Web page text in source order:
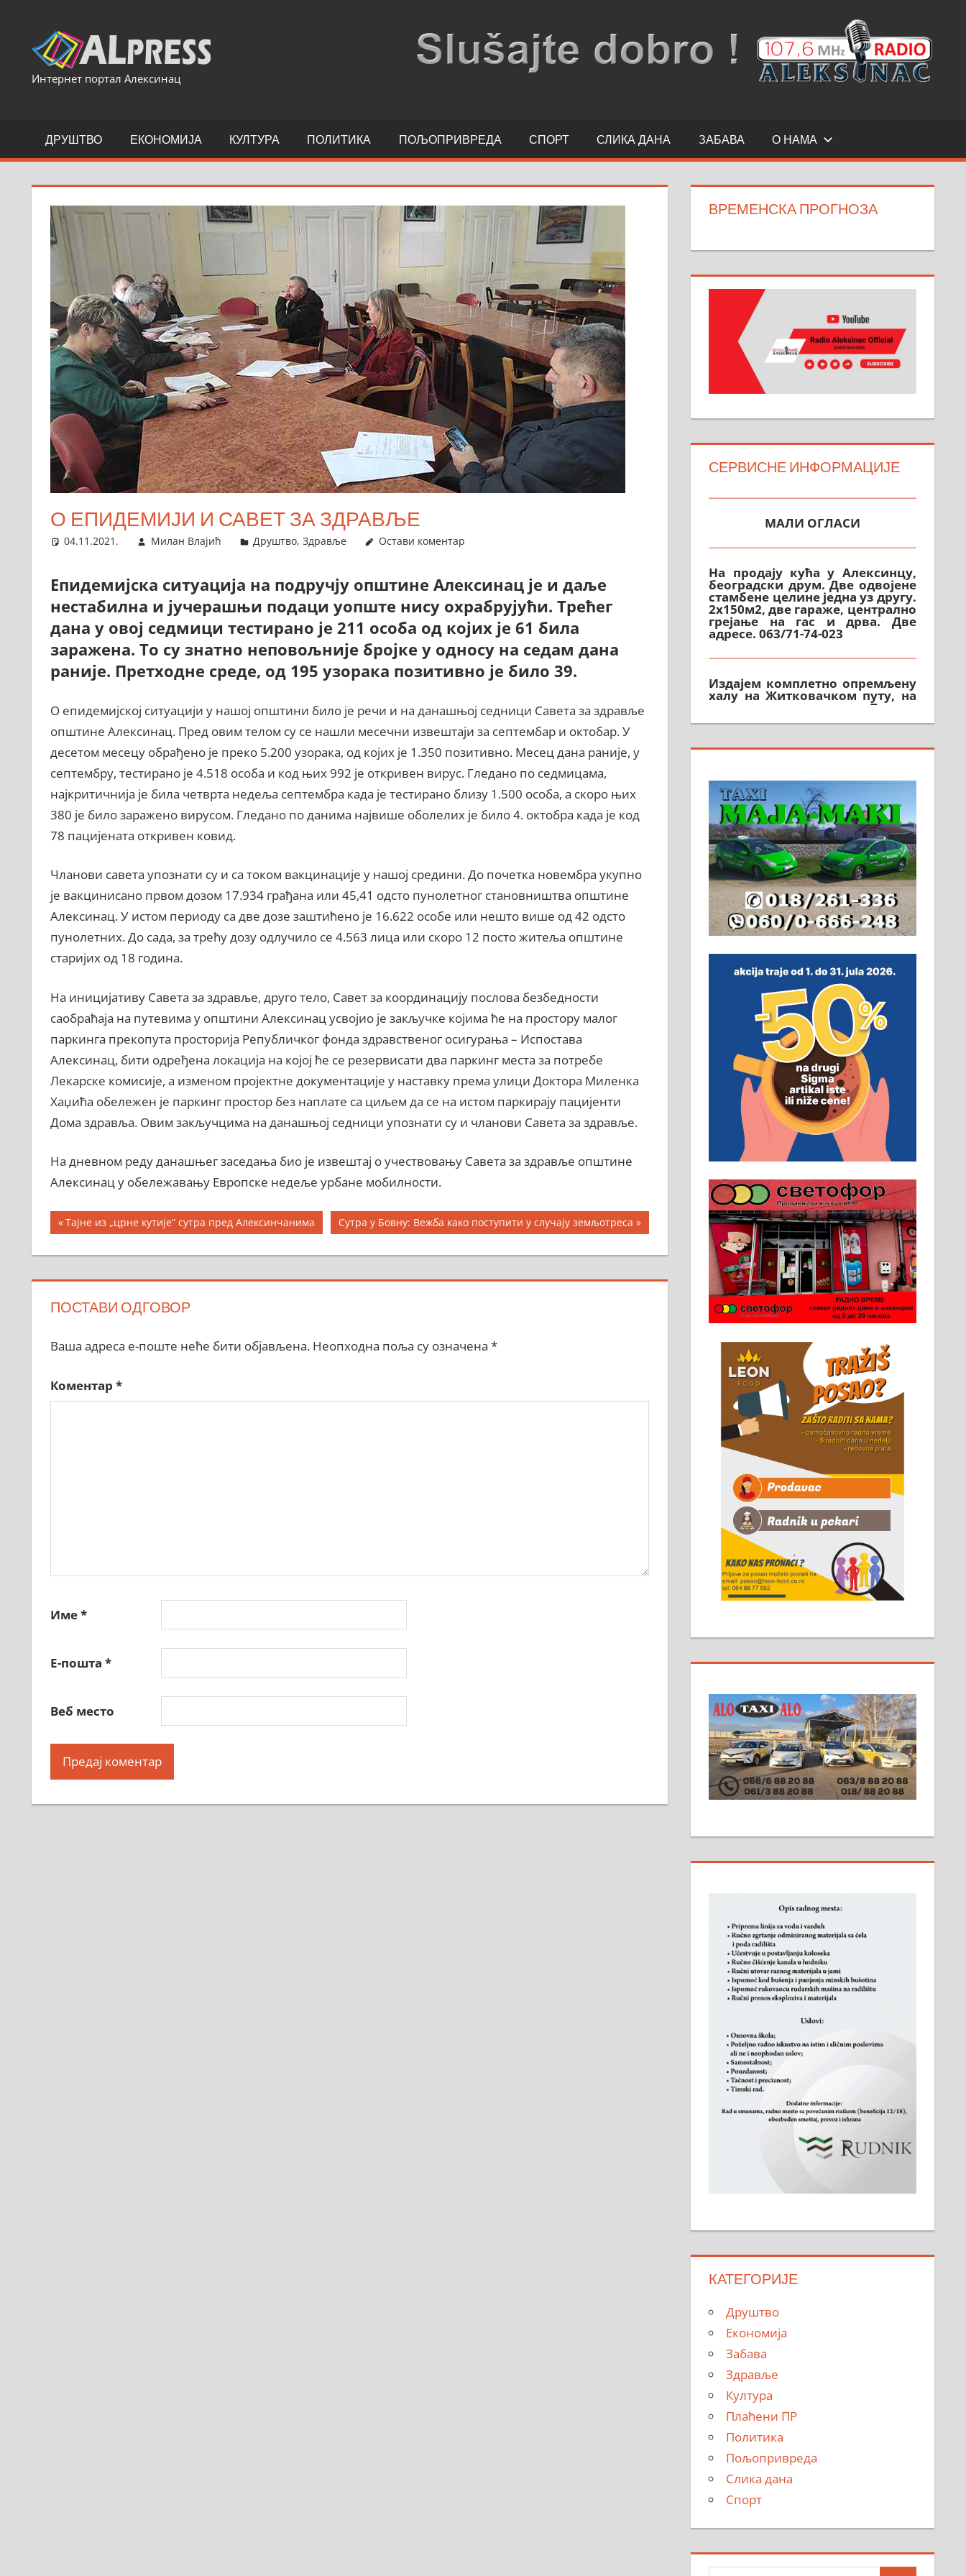
content
Интернет портал Алексинац
ДРУШТВО ЕКОНОМИЈА КУЛТУРА ПОЛИТИКА ПОЉОПРИВРЕДА СПОРТ СЛИКА ДАНА ЗАБАВА О НАМА
О ЕПИДЕМИЈИ И САВЕТ ЗА ЗДРАВЉЕ
04.11.2021. Милан Влајић Друштво,Здравље Остави коментар
Епидемијска ситуација на подручју општине Алексинац је и даље
нестабилна и јучерашњи подаци уопште нису охрабрујући. Трећег
дана у овој седмици тестирано је 211 особа од којих је 61 билa
заражена. То су знатно неповољније бројке у односу на седам дана
раније. Претходне среде, од 195 узорака позитивно је било 39.
О епидемијској ситуацији у нашој општини било је речи и на данашњој седници Савета за здравље
општине Алексинац. Пред овим телом су се нашли месечни извештаји за септембар и октобар. У
десетом месецу обрађено је преко 5.200 узорака, од којих је 1.350 позитивно. Месец дана раније, у
септембру, тестирано је 4.518 особа и код њих 992 је откривен вирус. Гледано по седмицама,
најкритичнија је била четврта недеља септембра када је тестирано близу 1.500 особа, а скоро њих
380 је било заражено вирусом. Гледано по данима највише оболелих је било 4. октобра када је код
78 пацијената откривен ковид.
Чланови савета упознати су и са током вакцинације у нашој средини. До почетка новембра укупно
је вакцинисано првом дозом 17.934 грађана или 45,41 одсто пунолетног становништва општине
Алексинац. У истом периоду са две дозе заштићено је 16.622 особе или нешто више од 42 одсто
пунолетних. До сада, за трећу дозу одлучило се 4.563 лица или скоро 12 посто житеља општине
старијих од 18 година.
На иницијативу Савета за здравље, друго тело, Савет за координацију послова безбедности
саобраћаја на путевима у општини Алексинац усвојио је закључке којима ће на простору малог
паркинга прекопута просторија Републичког фонда здравственог осигурања – Испостава
Алексинац, бити одређена локација на којој ће се резервисати два паркинг места за потребе
Лекарске комисије, а изменом пројектне документације у наставку према улици Доктора Миленка
Хаџића обележен је паркинг простор без наплате са циљем да се на истом паркирају пацијенти
Дома здравља. Овим закључцима на данашњој седници упознати су и чланови Савета за здравље.
На дневном реду данашњег заседања био је извештај о учествовању Савета за здравље општине
Алексинац у обележавању Европске недеље урбане мобилности.
Кретање
чланка
Previous
Post:
Тајне из „црне кутије” сутра пред Алексинчанима
Next
Post:
Сутра у Бовну: Вежба како поступити у случају земљотреса
ПОСТАВИ ОДГОВОР
Ваша адреса е-поште неће бити објављена. Неопходна поља су означена *
Коментар *
Име*
Е-пошта *
Веб место
ВРЕМЕНСКА ПРОГНОЗА
СЕРВИСНЕ ИНФОРМАЦИЈЕ
београдски друм. Две одвојене
стамбене целине једна уз другу.
2х150м2, две гараже, централно
грејање на гас и дрва. Две
адресе. 063/71-74-023
халу на Житковачком путу, на
плацу површине око 7 ари.
064/321-80-51; 063/102-35-25
На продају легализована, нова,
м2 са плацем од 8 ари у
Зеленом виру у Алексинцу.
Могућа замена. 064/21-63-584
ПОСЛОВНИ ОГЛАСИ
Рудник и флотација Рудник
д.о.о. Рудник запошљава 20
помоћника рудара. Услови:
Основна школа, пожељно
радно искуство на истим и
неопходан услов. Обезбеђен
смештај, превоз, исхрана.
032/57-41-122 – локал 22
Пружам услуге завршних
радова у грађевини,
хидроизолације и молерских
радова. 061/25-28-058
Ало таксију потребан возач са Б
категоријом. 064/02-85-511
Потребна два радника за рад на
стоваришту „Липа промет” у
Алексинцу. За више
информација доћи лично на
стовариште у улици Максима
Горког 26 сваког радног дана од
8 до 15 часова. 063/465-045
Чистим све врсте димњака.
КАТЕГОРИЈЕ
Друштво
Економија
Забава
Здравље
Култура
Плаћени ПР
Политика
Пољопривреда
Слика дана
Спорт